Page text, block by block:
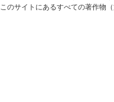
このサイトにあるすべての著作物